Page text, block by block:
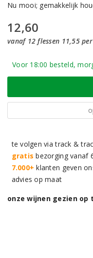
Nu mooi; gemakkelijk
12,60
vanaf 12 flessen 11,55
Voor 18:00 besteld,
te volgen via track &
gratis bezorging vanaf
7.000+ klanten geven
advies op maat
onze wijnen gezien op